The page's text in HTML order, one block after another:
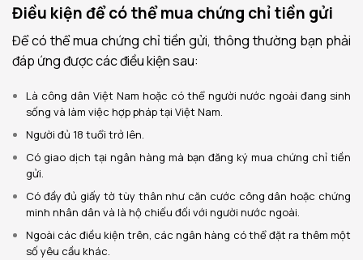
Điều kiện để có thể mua chứng chỉ tiền gửi
Để có thể mua chứng chỉ tiền gửi, thông thường bạn phải
đáp ứng được các điều kiện sau:
Là công dân Việt Nam hoặc có thể người nước ngoài đang sinh
sống và làm việc hợp pháp tại Việt Nam.
Người đủ 18 tuổi trở lên.
Có giao dịch tại ngân hàng mà bạn đăng ký mua chứng chỉ tiền
gửi.
Có đầy đủ giấy tờ tùy thân như căn cước công dân hoặc chứng
minh nhân dân và là hộ chiếu đối với người nước ngoài.
Ngoài các điều kiện trên, các ngân hàng có thể đặt ra thêm một
số yêu cầu khác.